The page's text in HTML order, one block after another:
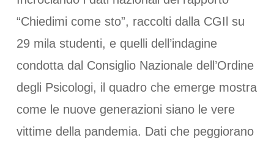
“Chiedimi come sto”, raccolti dalla CGIl su
29 mila studenti, e quelli dell’indagine
condotta dal Consiglio Nazionale dell’Ordine
degli Psicologi, il quadro che emerge mostra
come le nuove generazioni siano le vere
vittime della pandemia. Dati che peggiorano